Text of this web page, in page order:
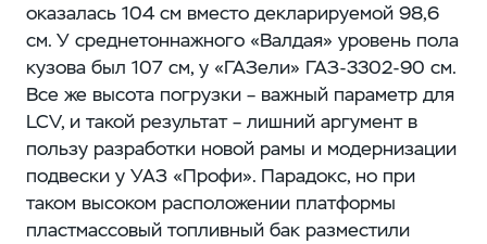
оказалась 104 см вместо декларируемой 98,6
см. У среднетоннажного «Валдая» уровень пола
кузова был 107 см, у «ГАЗели» ГАЗ‑3302-90 см.
Все же высота погрузки – ​важный параметр для
LCV, и такой результат – ​лишний аргумент в
пользу разработки новой рамы и модернизации
подвески у УАЗ «Профи». Парадокс, но при
таком высоком расположении платформы
пластмассовый топливный бак разместили